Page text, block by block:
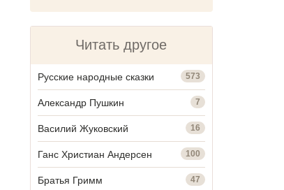
Читать другое
Русские народные сказки 573
Александр Пушкин 7
Василий Жуковский 16
Ганс Христиан Андерсен 100
Братья Гримм 47